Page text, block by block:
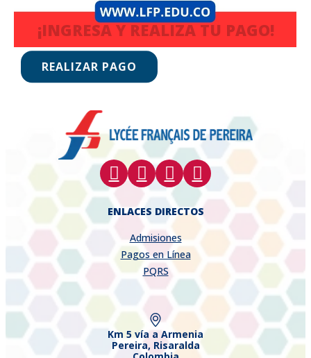
ENLACES DIRECTOS
Admisiones
Pagos en Línea
PQRS
Km 5 vía a Armenia
Pereira, Risaralda
¡INGRESA Y REALIZA TU PAGO!
REALIZAR PAGO